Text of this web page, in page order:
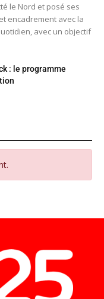
le Nord et posé ses
encadrement avec la
avec un objectif
: le programme